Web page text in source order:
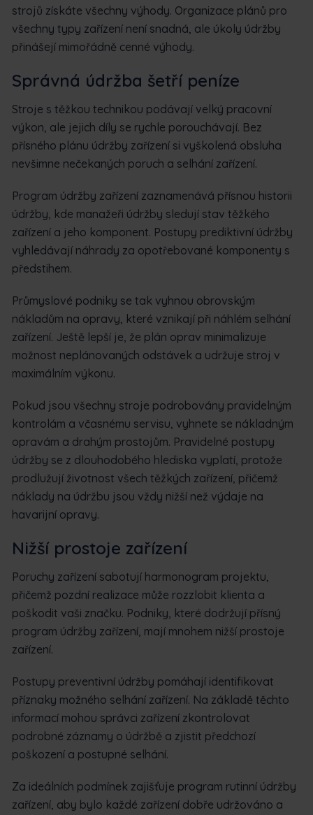
strojů získáte všechny výhody. Organizace plánů pro
všechny typy zařízení není snadná, ale úkoly údržby
přinášejí mimořádně cenné výhody.
Správná údržba šetří peníze
Stroje s těžkou technikou podávají velký pracovní
výkon, ale jejich díly se rychle porouchávají. Bez
přísného plánu údržby zařízení si vyškolená obsluha
nevšimne nečekaných poruch a selhání zařízení.
Program údržby zařízení zaznamenává přísnou historii
údržby, kde manažeři údržby sledují stav těžkého
zařízení a jeho komponent. Postupy prediktivní údržby
vyhledávají náhrady za opotřebované komponenty s
předstihem.
Průmyslové podniky se tak vyhnou obrovským
nákladům na opravy, které vznikají při náhlém selhání
zařízení. Ještě lepší je, že plán oprav minimalizuje
možnost neplánovaných odstávek a udržuje stroj v
maximálním výkonu.
Pokud jsou všechny stroje podrobovány pravidelným
kontrolám a včasnému servisu, vyhnete se nákladným
opravám a drahým prostojům. Pravidelné postupy
údržby se z dlouhodobého hlediska vyplatí, protože
prodlužují životnost všech těžkých zařízení, přičemž
náklady na údržbu jsou vždy nižší než výdaje na
havarijní opravy.
Nižší prostoje zařízení
Poruchy zařízení sabotují harmonogram projektu,
přičemž pozdní realizace může rozzlobit klienta a
poškodit vaši značku. Podniky, které dodržují přísný
program údržby zařízení, mají mnohem nižší prostoje
zařízení.
Postupy preventivní údržby pomáhají identifikovat
příznaky možného selhání zařízení. Na základě těchto
informací mohou správci zařízení zkontrolovat
podrobné záznamy o údržbě a zjistit předchozí
poškození a postupné selhání.
Za ideálních podmínek zajišťuje program rutinní údržby
zařízení, aby bylo každé zařízení dobře udržováno a